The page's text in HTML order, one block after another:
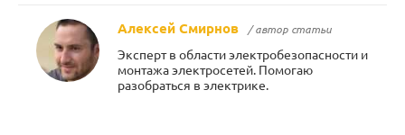
Алексей Смирнов / автор статьи
Эксперт в области электробезопасности и
монтажа электросетей. Помогаю
разобраться в электрике.